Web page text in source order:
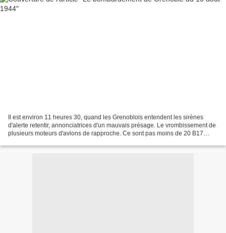
Il est environ 11 heures 30, quand les Grenoblois entendent les sirènes
d'alerte retentir, annonciatrices d'un mauvais présage. Le vrombissement de
plusieurs moteurs d'avions de rapproche. Ce sont pas moins de 20 B17